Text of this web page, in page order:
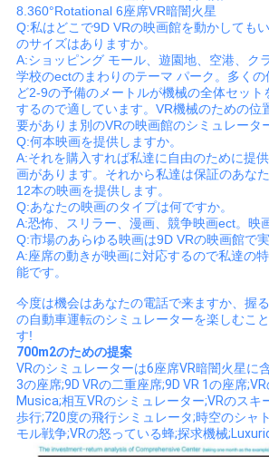
8.360°Rotational 6座席VR暗闇火星
Q:私はどこで9D VRの映画館を動かしても
のサイズはありますか。
A:ショッピング モール、遊園地、空港、ク
学校のectのまわりのテーマ パーク。多くの
ど2-9の予備のメートルが機械の全体セット
するので適しています。VR機械のための位
要がありま別のVRの映画館のシミュレータ
Q:何本映画を提供しますか。
A:それを購入すれば私達に自由のために提
画があります。それから私達は保証のあな
12本の映画を提供します。
Q:あなたの映画のタイプは何ですか。
A:恐怖、スリラー、漫画、競争映画ect。映
Q:市場のあらゆる映画は9D VRの映画館で実
A:座席の動きが映画に対応するので私達の
能です。
今度は機会はあなたの電話で来ますか、握
の自動車運転のシミュレーターを楽しむこ
す!
700m2のための提案
VRのシミュレーターは6座席VR暗闇火星に
3の座席;9D VRの二重座席;9D VR 1の座席
Musica;相互VRのシミュレーター;VRのスキ
歩行;720度の飛行シミュレータ;時空のシャ
モル戦争;VRの怒っている蜂;探求機械